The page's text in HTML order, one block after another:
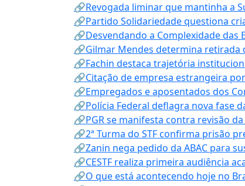
🔗Revogada liminar que mantinha a
🔗Partido Solidariedade questiona
🔗Desvendando a Complexidade das
🔗Gilmar Mendes determina retirada
🔗Fachin destaca trajetória
🔗Citação de empresa estrangeira
🔗Empregados e aposentados dos
🔗Polícia Federal deflagra nova fase
🔗PGR se manifesta contra revisão
🔗2ª Turma do STF confirma prisão
🔗Zanin nega pedido da ABAC para
🔗CESTF realiza primeira audiência
🔗O que está acontecendo hoje no